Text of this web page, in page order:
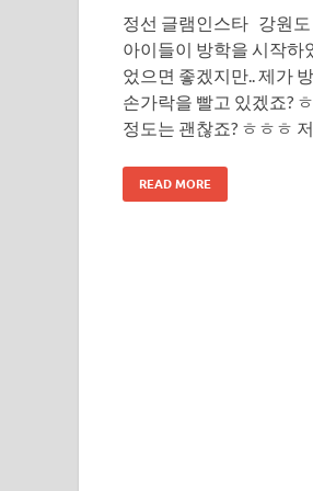
정선 글램인스타 강원
아이들이 방학을 시작하
었으면 좋겠지만.. 제가
손가락을 빨고 있겠죠?
정도는 괜찮죠? ㅎㅎㅎ
READ MORE